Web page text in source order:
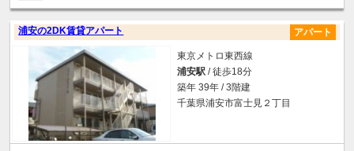
浦安の2DK賃貸アパート アパート
東京メトロ東西線
浦安駅 / 徒歩18分
築年 39年 / 3階建
千葉県浦安市富士見２丁目